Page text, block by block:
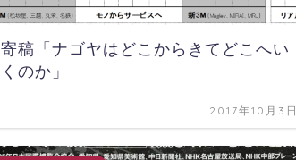
寄稿「ナゴヤはどこからきてどこへい
くのか」
2017年10月3日